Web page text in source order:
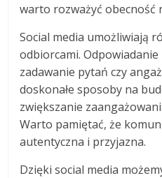
warto rozważyć obecność
Social media umożliwiają
odbiorcami.
zadawanie pytań czy
doskonałe sposoby na
zwiększanie
Warto pamiętać, że
autentyczna i przyjazna.
Dzięki social media